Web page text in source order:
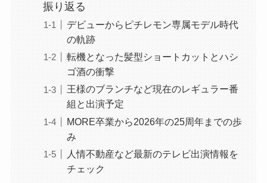
振り返る
デビューからピチレモン専属モデル時代
の軌跡
転機となった髪型ショートカットとハシ
ゴ酒の衝撃
王様のブランチなど現在のレギュラー番
組と出演予定
MORE卒業から2026年の25周年までの歩
み
人情不動産など最新のテレビ出演情報を
チェック